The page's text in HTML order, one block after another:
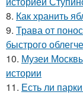
8. Как хранить
9. Трава от
быстрого
10. Музеи
истории
11. Есть ли